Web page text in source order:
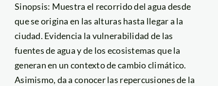
Sinopsis: Muestra el recorrido del agua desde
que se origina en las alturas hasta llegar a la
ciudad. Evidencia la vulnerabilidad de las
fuentes de agua y de los ecosistemas que la
generan en un contexto de cambio climático.
Asimismo, da a conocer las repercusiones de la